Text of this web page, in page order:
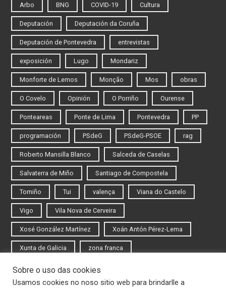
Arbo BNG COVID-19 Cultura
Deputación Deputación da Coruña
Deputación de Pontevedra entrevistas
exposición Lugo Mondariz
Monforte de Lemos Monção Mos obras
O Covelo Opinión O Porriño Ourense
Ponteareas Ponte de Lima Pontevedra PP
programación PSdeG PSdeG-PSOE rag
Roberto Mansilla Blanco Salceda de Caselas
Salvaterra de Miño Santiago de Compostela
Tomiño Tui valença Viana do Castelo
Vigo Vila Nova de Cerveira
Xosé González Martínez Xoán Antón Pérez-Lema
Xunta de Galicia zona franca
Iniciar sesión
Sobre o uso das cookies
Usamos cookies no noso sitio web para brindarlle a